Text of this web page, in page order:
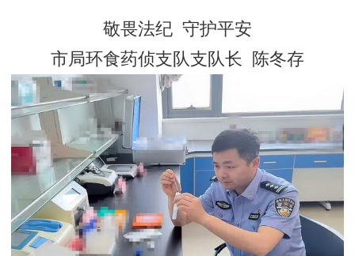
敬畏法纪 守护平安
市局环食药侦支队支队长 陈冬存